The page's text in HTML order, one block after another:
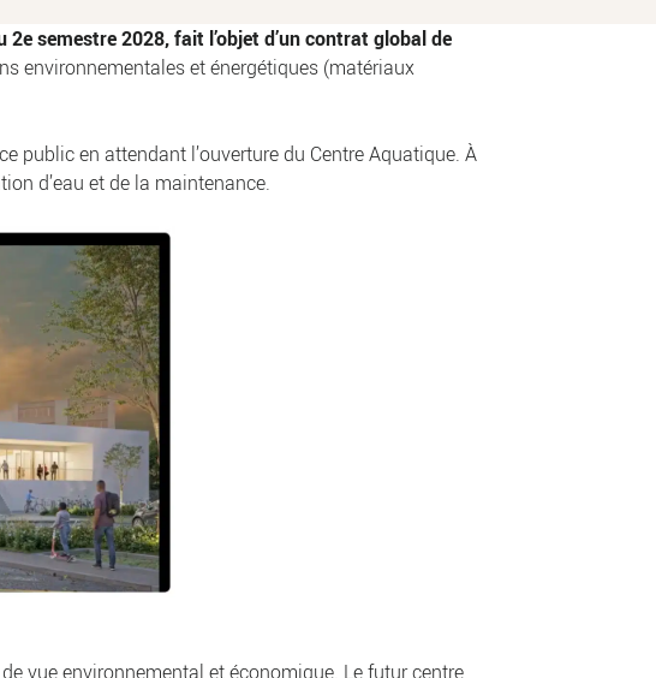
semestre 2028, fait l’objet d’un contrat global de
environnementales et énergétiques (matériaux
public en attendant l’ouverture du Centre Aquatique. À
d’eau et de la maintenance.
vue environnemental et économique. Le futur centre